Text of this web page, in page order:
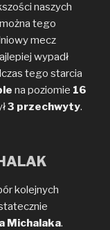
naszych
tego
mecz
wypadł
tego starcia
na poziomie 16
3 przechwyty.
kolejnych
Michalaka.